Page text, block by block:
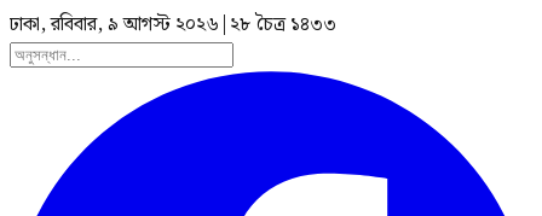
ঢাকা, রবিবার, ৯ আগস্ট ২০২৬ | ২৮ চৈত্র ১৪৩৩